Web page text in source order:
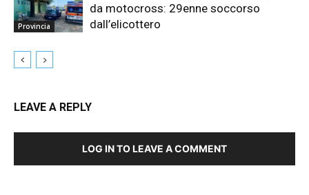
Provincia
da motocross: 29enne soccorso
dall’elicottero
LEAVE A REPLY
LOG IN TO LEAVE A COMMENT